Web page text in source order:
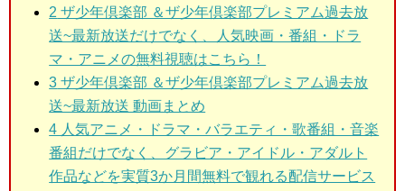
2 ザ少年倶楽部 ＆ザ少年倶楽部プレミアム過去放
送~最新放送だけでなく、人気映画・番組・ドラ
マ・アニメの無料視聴はこちら！
3 ザ少年倶楽部 ＆ザ少年倶楽部プレミアム過去放
送~最新放送 動画まとめ
4 人気アニメ・ドラマ・バラエティ・歌番組・音楽
番組だけでなく、グラビア・アイドル・アダルト
作品などを実質3か月間無料で観れる配信サービス